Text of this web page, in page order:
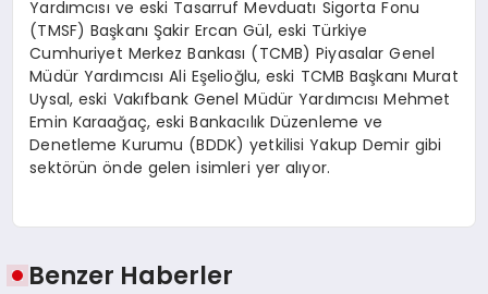
Yardımcısı ve eski Tasarruf Mevduatı Sigorta Fonu
(TMSF) Başkanı Şakir Ercan Gül, eski Türkiye
Cumhuriyet Merkez Bankası (TCMB) Piyasalar Genel
Müdür Yardımcısı Ali Eşelioğlu, eski TCMB Başkanı Murat
Uysal, eski Vakıfbank Genel Müdür Yardımcısı Mehmet
Emin Karaağaç, eski Bankacılık Düzenleme ve
Denetleme Kurumu (BDDK) yetkilisi Yakup Demir gibi
sektörün önde gelen isimleri yer alıyor.
Benzer Haberler